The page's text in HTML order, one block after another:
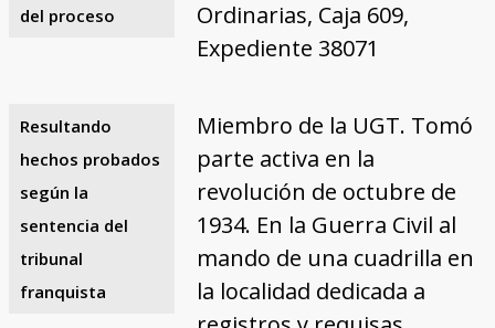
del proceso
Ordinarias, Caja 609,
Expediente 38071
Resultando
hechos probados
según la
sentencia del
tribunal
franquista
Miembro de la UGT. Tomó
parte activa en la
revolución de octubre de
1934. En la Guerra Civil al
mando de una cuadrilla en
la localidad dedicada a